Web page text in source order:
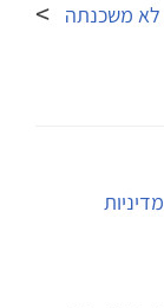
לא משכנתה
מדיניות